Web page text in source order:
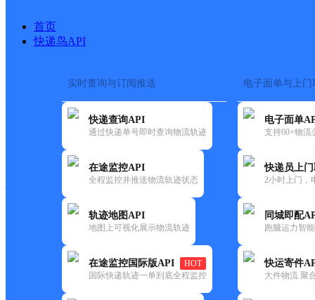
首页
快递鸟API
实时查询与订阅推送
快递查询API
通过快递单号即时查询物流轨迹
在途监控API
全程监控并推送物流轨迹状态
轨迹地图API
地图上可视化展示物流轨迹
在途监控国际版API
HOT
国际快递轨迹一单到底全程监控
电子面单与上门
电子面单
支持60+物流
快递员上
2小时上门，
同城即配
跑腿运力智
快运寄件
大件物流 聚
快运大全 快递时效
极兔
北京大兴西红门网点
更新时间：2021-11-26 00:00:00